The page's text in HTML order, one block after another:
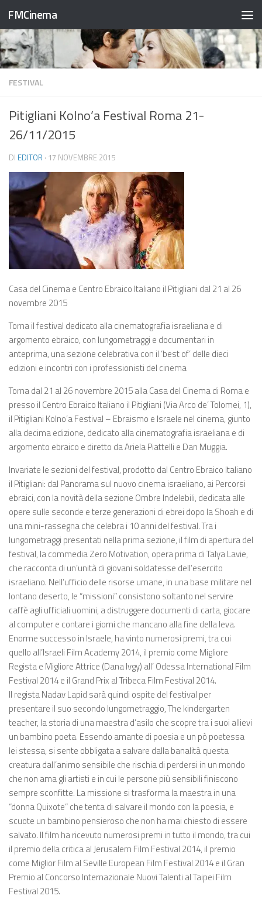
Salta al contenuto
FMCinema
FESTIVAL
Pitigliani Kolno’a Festival Roma 21-
26/11/2015
DI EDITOR · 17 NOVEMBRE 2015
Casa del Cinema e Centro Ebraico Italiano il Pitigliani dal 21 al 26
novembre 2015
Torna il festival dedicato alla cinematografia israeliana e di
argomento ebraico, con lungometraggi e documentari in
anteprima, una sezione celebrativa con il ‘best of’ delle dieci
edizioni e incontri con i professionisti del cinema
Torna dal 21 al 26 novembre 2015 alla Casa del Cinema di Roma e
presso il Centro Ebraico Italiano il Pitigliani (Via Arco de’ Tolomei, 1),
il Pitigliani Kolno’a Festival – Ebraismo e Israele nel cinema, giunto
alla decima edizione, dedicato alla cinematografia israeliana e di
argomento ebraico e diretto da Ariela Piattelli e Dan Muggia.
Invariate le sezioni del festival, prodotto dal Centro Ebraico Italiano
il Pitigliani: dal Panorama sul nuovo cinema israeliano, ai Percorsi
ebraici, con la novità della sezione Ombre Indelebili, dedicata alle
opere sulle seconde e terze generazioni di ebrei dopo la Shoah e di
una mini-rassegna che celebra i 10 anni del festival. Tra i
lungometraggi presentati nella prima sezione, il film di apertura del
festival, la commedia Zero Motivation, opera prima di Talya Lavie,
che racconta di un’unità di giovani soldatesse dell’esercito
israeliano. Nell’ufficio delle risorse umane, in una base militare nel
lontano deserto, le “missioni” consistono soltanto nel servire
caffè agli ufficiali uomini, a distruggere documenti di carta, giocare
al computer e contare i giorni che mancano alla fine della leva.
Enorme successo in Israele, ha vinto numerosi premi, tra cui
quello all’Israeli Film Academy 2014, il premio come Migliore
Regista e Migliore Attrice (Dana Ivgy) all’ Odessa International Film
Festival 2014 e il Grand Prix al Tribeca Film Festival 2014.
Il regista Nadav Lapid sarà quindi ospite del festival per
presentare il suo secondo lungometraggio, The kindergarten
teacher, la storia di una maestra d’asilo che scopre tra i suoi allievi
un bambino poeta. Essendo amante di poesia e un pò poetessa
lei stessa, si sente obbligata a salvare dalla banalità questa
creatura dall’animo sensibile che rischia di perdersi in un mondo
che non ama gli artisti e in cui le persone più sensibili finiscono
sempre sconfitte. La missione si trasforma la maestra in una
“donna Quixote” che tenta di salvare il mondo con la poesia, e
scuote un bambino pensieroso che non ha mai chiesto di essere
salvato. Il film ha ricevuto numerosi premi in tutto il mondo, tra cui
il premio della critica al Jerusalem Film Festival 2014, il premio
come Miglior Film al Seville European Film Festival 2014 e il Gran
Premio al Concorso Internazionale Nuovi Talenti al Taipei Film
Festival 2015.